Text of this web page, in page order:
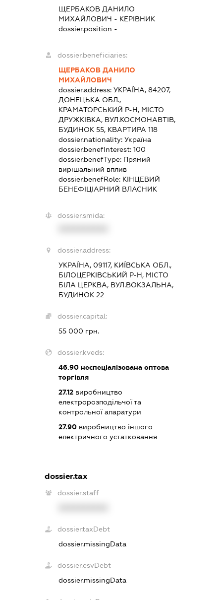
ЩЕРБАКОВ ДАНИЛО
МИХАЙЛОВИЧ - КЕРІВНИК
dossier.position -
dossier.beneficiaries:
ЩЕРБАКОВ ДАНИЛО
МИХАЙЛОВИЧ
dossier.address: УКРАЇНА, 84207,
ДОНЕЦЬКА ОБЛ.,
КРАМАТОРСЬКИЙ Р-Н, МІСТО
ДРУЖКІВКА, ВУЛ.КОСМОНАВТІВ,
БУДИНОК 55, КВАРТИРА 118
dossier.nationality: Україна
dossier.benefInterest: 100
dossier.benefType: Прямий
вирішальний вплив
dossier.benefRole: КІНЦЕВИЙ
БЕНЕФІЦІАРНИЙ ВЛАСНИК
dossier.smida:
dossier.address:
УКРАЇНА, 09117, КИЇВСЬКА ОБЛ.,
БІЛОЦЕРКІВСЬКИЙ Р-Н, МІСТО
БІЛА ЦЕРКВА, ВУЛ.ВОКЗАЛЬНА,
БУДИНОК 22
dossier.capital:
55 000 грн.
dossier.kveds:
46.90неспеціалізована оптова
торгівля
27.12виробництво
електророзподільчої та
контрольної апаратури
27.90виробництво іншого
електричного устатковання
dossier.tax
dossier.staff
dossier.taxDebt
dossier.missingData
dossier.esvDebt
dossier.missingData